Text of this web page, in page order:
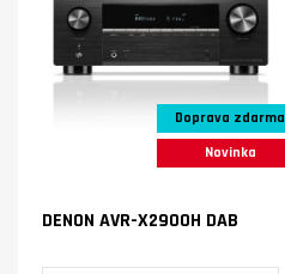
Doprava zdarma
Novinka
DENON AVR-X2900H DAB